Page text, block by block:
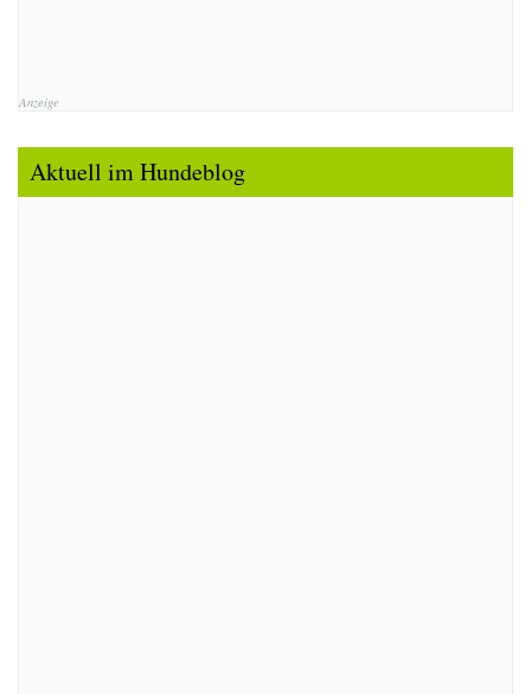
Anzeige
Aktuell im Hundeblog